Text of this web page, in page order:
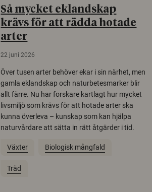
Så mycket eklandskap
krävs för att rädda hotade
arter
22 juni 2026
Över tusen arter behöver ekar i sin närhet, men
gamla eklandskap och naturbetesmarker blir
allt färre. Nu har forskare kartlagt hur mycket
livsmiljö som krävs för att hotade arter ska
kunna överleva – kunskap som kan hjälpa
naturvårdare att sätta in rätt åtgärder i tid.
Växter Biologisk mångfald
Träd